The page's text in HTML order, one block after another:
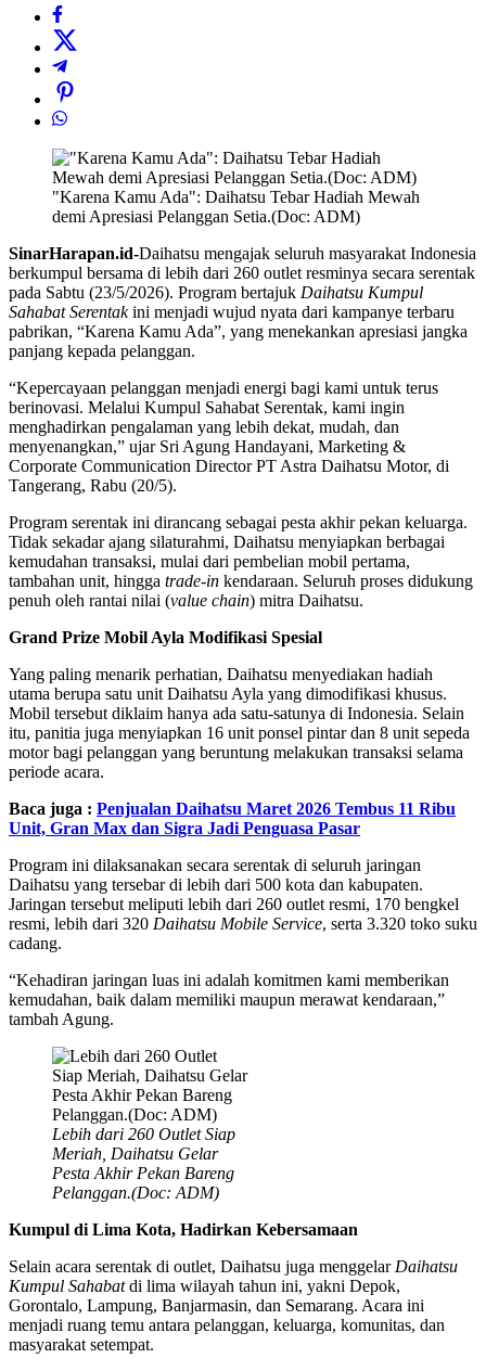
"Karena Kamu Ada": Daihatsu Tebar Hadiah Mewah
demi Apresiasi Pelanggan Setia.(Doc: ADM)
SinarHarapan.id-Daihatsu mengajak seluruh masyarakat Indonesia
berkumpul bersama di lebih dari 260 outlet resminya secara serentak
pada Sabtu (23/5/2026). Program bertajuk Daihatsu Kumpul
Sahabat Serentakini menjadi wujud nyata dari kampanye terbaru
pabrikan, “Karena Kamu Ada”, yang menekankan apresiasi jangka
panjang kepada pelanggan.
“Kepercayaan pelanggan menjadi energi bagi kami untuk terus
berinovasi. Melalui Kumpul Sahabat Serentak, kami ingin
menghadirkan pengalaman yang lebih dekat, mudah, dan
menyenangkan,” ujar Sri Agung Handayani, Marketing &
Corporate Communication Director PT Astra Daihatsu Motor, di
Tangerang, Rabu (20/5).
Program serentak ini dirancang sebagai pesta akhir pekan keluarga.
Tidak sekadar ajang silaturahmi, Daihatsu menyiapkan berbagai
kemudahan transaksi, mulai dari pembelian mobil pertama,
tambahan unit, hingga trade-in kendaraan. Seluruh proses didukung
penuh oleh rantai nilai (value chain) mitra Daihatsu.
Grand Prize Mobil Ayla Modifikasi Spesial
Yang paling menarik perhatian, Daihatsu menyediakan hadiah
utama berupa satu unit Daihatsu Ayla yang dimodifikasi khusus.
Mobil tersebut diklaim hanya ada satu-satunya di Indonesia. Selain
itu, panitia juga menyiapkan 16 unit ponsel pintar dan 8 unit sepeda
motor bagi pelanggan yang beruntung melakukan transaksi selama
periode acara.
Baca juga : Penjualan Daihatsu Maret 2026 Tembus 11 Ribu
Unit, Gran Max dan Sigra Jadi Penguasa Pasar
Program ini dilaksanakan secara serentak di seluruh jaringan
Daihatsu yang tersebar di lebih dari 500 kota dan kabupaten.
Jaringan tersebut meliputi lebih dari 260 outlet resmi, 170 bengkel
resmi, lebih dari 320 Daihatsu Mobile Service, serta 3.320 toko suku
cadang.
“Kehadiran jaringan luas ini adalah komitmen kami memberikan
kemudahan, baik dalam memiliki maupun merawat kendaraan,”
tambah Agung.
Lebih dari 260 Outlet Siap
Meriah, Daihatsu Gelar
Pesta Akhir Pekan Bareng
Pelanggan.(Doc: ADM)
Kumpul di Lima Kota, Hadirkan Kebersamaan
Selain acara serentak di outlet, Daihatsu juga menggelar Daihatsu
Kumpul Sahabatdi lima wilayah tahun ini, yakni Depok,
Gorontalo, Lampung, Banjarmasin, dan Semarang. Acara ini
menjadi ruang temu antara pelanggan, keluarga, komunitas, dan
masyarakat setempat.